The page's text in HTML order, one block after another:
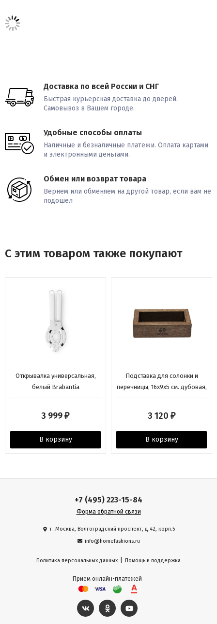
Доставка по всей России и СНГ
Быстрая курьерская доставка до дверей.
Самовывоз в Вашем городе.
Удобные способы оплаты
Наличные и безналичные платежи. Оплата картами
и электронными деньгами.
Обмен или возврат товара
Вернем или обменяем на другой товар, если вам не
подошел
С этим товаром также покупают
Открывалка универсальная,
белый Brabantia
3 999 ₽
В корзину
Подставка для солонки и
перечницы, 16х9х5 см. дубовая,
3 120 ₽
В корзину
+7 (495) 223-15-84
Форма обратной связи
г. Москва, Волгоградский проспект, д.42, корп.5
info@homefashions.ru
Политика персональных данных Помощь и поддержка
Прием онлайн-платежей